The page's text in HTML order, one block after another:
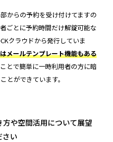
からの予約を受け付けてますの
ごとに予約時間だけ解錠可能な
クラウドから発行していま
メールテンプレート機能もある
とで簡単に一時利用者の方に暗
とができています。
や空間活用について展望
さい